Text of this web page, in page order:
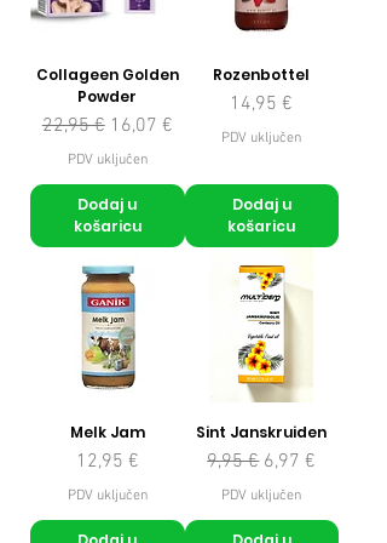
Collageen Golden
Powder
Redovna cijena
22,95 € Cijena s popustom
16,07 €
PDV uključen
Dodaj u
košaricu
Rozenbottel
Cijena
14,95 €
PDV uključen
Dodaj u
košaricu
Melk Jam
Cijena
12,95 €
PDV uključen
Sint Janskruiden
Redovna cijena
9,95 € Cijena s
6,97 €
PDV uključen